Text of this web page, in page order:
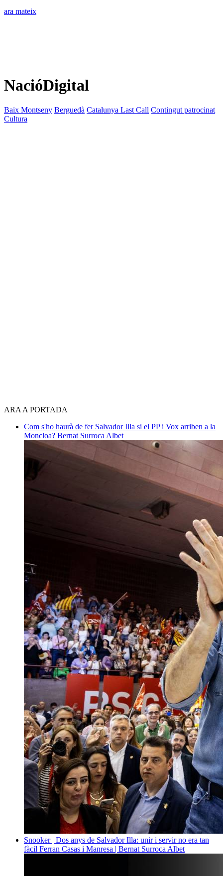
ara mateix
NacióDigital
Baix Montseny Berguedà Catalunya Last Call Contingut patrocinat
Cultura
ARA A PORTADA
Com s'ho haurà de fer Salvador Illa si el PP i Vox arriben a la
Moncloa? Bernat Surroca Albet
Snooker | Dos anys de Salvador Illa: unir i servir no era tan
fàcil Ferran Casas i Manresa | Bernat Surroca Albet